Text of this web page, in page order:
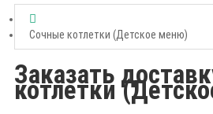
Сочные котлетки (Детское меню)
Заказать
котлетки